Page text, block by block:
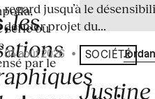
série où
par le
les
regard jusqu’à le
dernier projet du...
04 août 2026 • Écrit par
SOCIÉTÉ